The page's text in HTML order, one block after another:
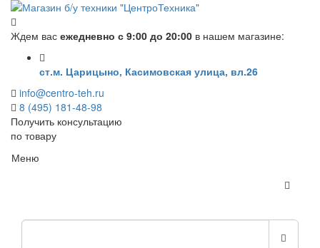
Ждем вас ежедневно с 9:00 до 20:00 в нашем магазине:
ст.м. Царицыно, Касимовская улица, вл.26
info@centro-teh.ru
8 (495) 181-48-98
Получить консультацию
по товару
Меню